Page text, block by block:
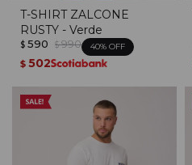
T-SHIRT ZALCONE
RUSTY - Verde
$ 590 $ 990 40
$ 502